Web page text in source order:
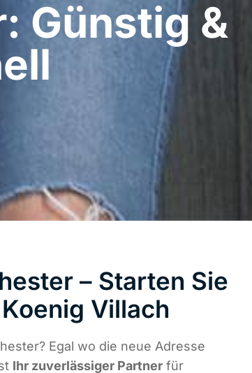
Günstig &
– Starten Sie
Villach
Egal wo die neue Adresse
Ihr zuverlässiger Partner für